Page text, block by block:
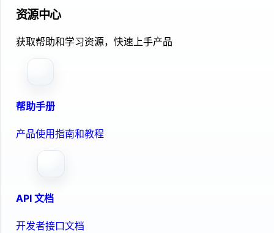
资源中心
获取帮助和学习资源，快速上手产品
帮助手册
产品使用指南和教程
API 文档
开发者接口文档